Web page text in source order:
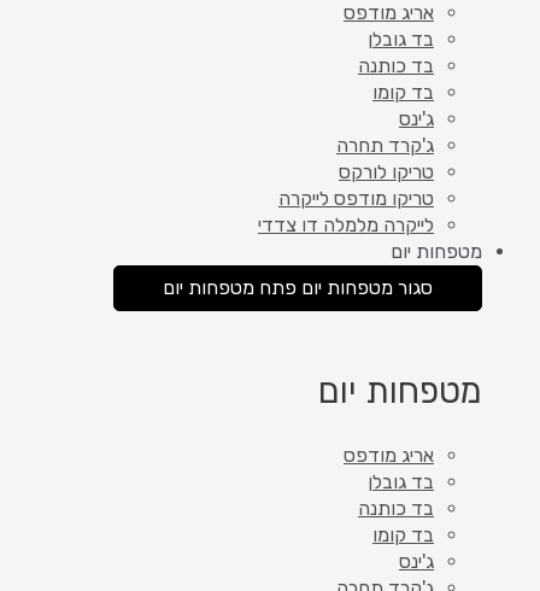
אריג מודפס
בד גובלן
בד כותנה
בד קומו
ג'ינס
ג'קרד תחרה
טריקו לורקס
טריקו מודפס לייקרה
לייקרה מלמלה דו צדדי
מטפחות יום
סגור מטפחות יום פתח מטפחות יום
מטפחות יום
אריג מודפס
בד גובלן
בד כותנה
בד קומו
ג'ינס